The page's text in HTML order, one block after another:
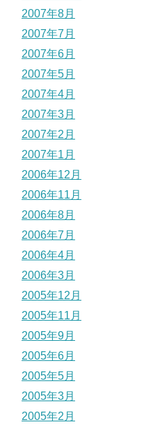
2007年8月
2007年7月
2007年6月
2007年5月
2007年4月
2007年3月
2007年2月
2007年1月
2006年12月
2006年11月
2006年8月
2006年7月
2006年4月
2006年3月
2005年12月
2005年11月
2005年9月
2005年6月
2005年5月
2005年3月
2005年2月